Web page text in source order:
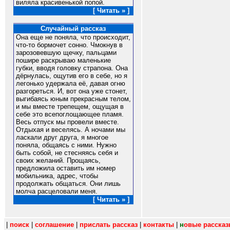
виляла красивенькой попой.
[ Читать » ]
Случайный рассказ
Она еще не поняла, что происходит,
что-то бормочет сонно. Чмокнув в
зарозовевшую щечку, пальцами
пошире раскрываю маленькие
губки, вводя головку страпона. Она
дёрнулась, ощутив его в себе, но я
легонько удержала её, давая огню
разгореться. И, вот она уже стонет,
выгибаясь юным прекрасным телом,
и мы вместе трепещем, ощущая в
себе это всепоглощающее пламя.
Весь отпуск мы провели вместе.
Отдыхая и веселясь. А ночами мы
ласкали друг друга, я многое
поняла, общаясь с ними. Нужно
быть собой, не стесняясь себя и
своих желаний. Прощаясь,
предложила оставить им номер
мобильника, адрес, чтобы
продолжать общаться. Они лишь
молча расцеловали меня.
[ Читать » ]
поиск соглашение прислать рассказ контакты новые